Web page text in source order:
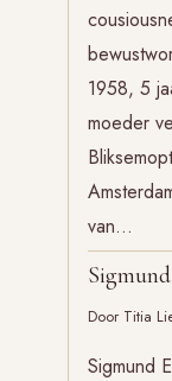
1958, 5
moeder
van…
Door Titia
Sigmund